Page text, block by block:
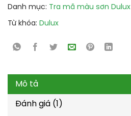
Danh mục: Tra mã màu sơn Dulux
Từ khóa: Dulux
Mô tả
Đánh giá (1)